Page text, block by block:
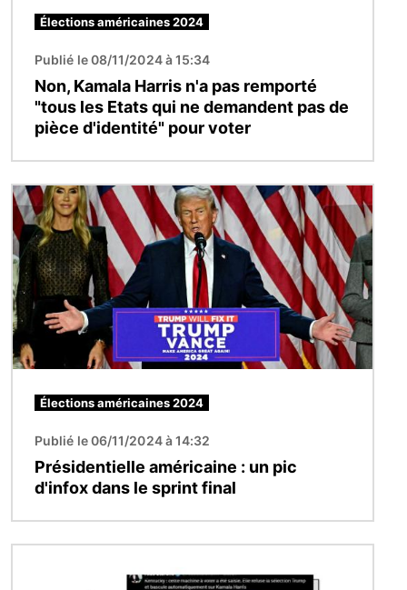
Élections américaines 2024
Publié le 08/11/2024 à 15:34
Non, Kamala Harris n'a pas remporté
"tous les Etats qui ne demandent pas de
pièce d'identité" pour voter
Image
Élections américaines 2024
Publié le 06/11/2024 à 14:32
Présidentielle américaine : un pic
d'infox dans le sprint final